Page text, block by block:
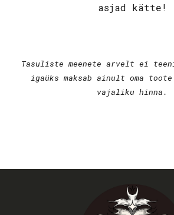
asjad kätte!
Tasuliste meenete arvelt ei
igaüks maksab ainult oma
vajaliku hinna.